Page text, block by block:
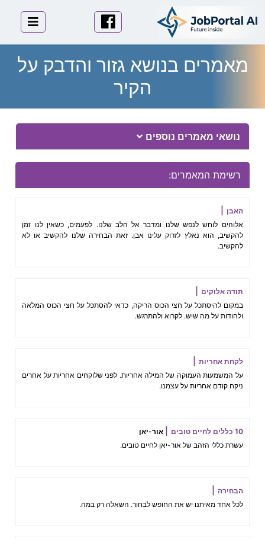
מאמרים בנושא גזור והדבק על
הקיר
Essay Body
נושאי מאמרים נוספים
רשימת המאמרים:
האבן
אלוהים לוחש לנפש שלנו ומדבר אל הלב שלנו. לפעמים, כשאין לנו זמן
להקשיב, הוא נאלץ לזרוק עלינו אבן. זאת הבחירה שלנו להקשיב או לא
להקשיב.
תודה אלוקים
במקום להיסתכל על חצי הכוס הריקה, כדאי להסתכל על חצי הכוס המלאה
ולהודות על מה שיש. לקרוא ולהתרגש.
לקחת אחריות
על המשמעות העמוקה של המילה אחריות. לפני שלוקחים אחריות על אחרים
ניקח קודם אחריות על עצמנו.
10 כללים לחיים טובים
אור-יאן
עשרת כללי הזהב של אור-יאן לחיים טובים.
הבחירה
לכל אחד מאיתנו יש את החופש לבחור. השאלה רק במה.